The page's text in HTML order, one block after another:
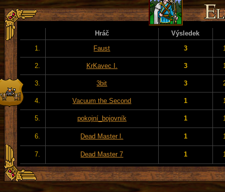
Hráč
Výsledek
1.
Faust 3
2. KrKavec I. 3
3. 3bit 3
4. Vacuum the Second 1
5. pokojní_bojovník 1
6. Dead Master l. 1
7. Dead Master 7 1